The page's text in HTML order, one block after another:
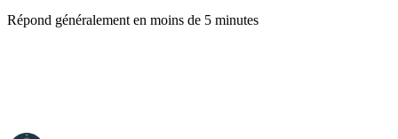
Répond généralement en moins de 5 minutes